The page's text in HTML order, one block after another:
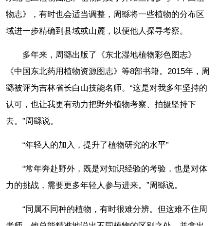
物志》，有时也会适当调整，周繇将一些植物的分布区
域进一步精确到县域或山麓，以便他人探寻考察。
多年来，周繇出版了《东北湿地植物彩色图志》
《中国东北药用植物资源图志》等8部书籍。2015年，周
繇被评为吉林省长白山技能名师。“这是对我多年坚持的
认可，也让我更有动力把野外植物考察、拍摄坚持下
去。”周繇说。
“年轻人的加入，提升了植物研究的水平”
“常年奔赴野外，既是对知识经验的考验，也是对体
力的挑战，需要更多年轻人参与进来。”周繇说。
“同属不同种的植物，有时很难分辨。但这难不住周